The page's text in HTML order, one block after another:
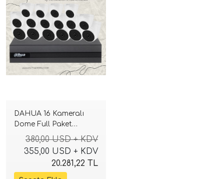
DAHUA 16 Kameralı
Dome Full Paket
Güvenlik Seti Sistemi
380,00 USD + KDV
355,00 USD + KDV
20.281,22 TL